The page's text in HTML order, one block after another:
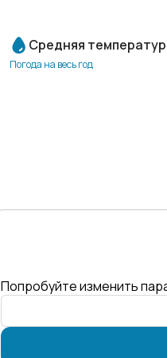
Средняя
Погода на весь год
Попробуйте изменить